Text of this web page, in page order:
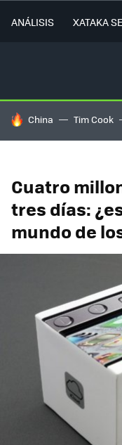
ANÁLISIS XATAKA
HOY SE HABLA DE
China Tim Cook
Cuatro
tres días:
mundo de